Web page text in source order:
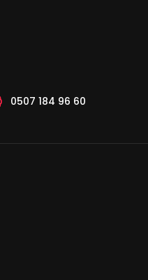
0507 184 96 60